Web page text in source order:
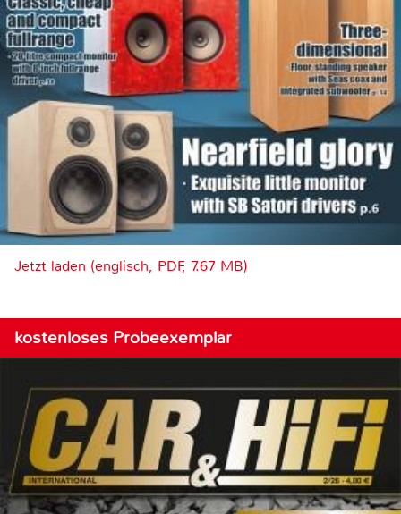
Jetzt laden (englisch, PDF, 7.67 MB)
kostenloses Probeexemplar